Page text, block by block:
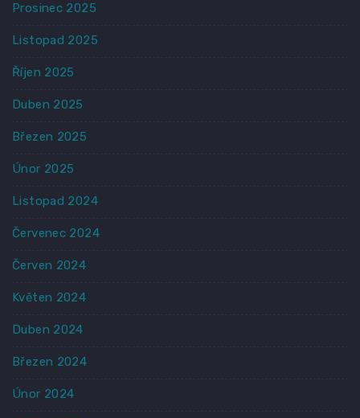
Prosinec 2025
Listopad 2025
Říjen 2025
Duben 2025
Březen 2025
Únor 2025
Listopad 2024
Červenec 2024
Červen 2024
Květen 2024
Duben 2024
Březen 2024
Únor 2024